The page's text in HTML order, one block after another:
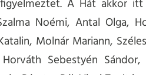
A Hát akkor
Noémi, Antal Olga,
Molnár Mariann,
Sebestyén